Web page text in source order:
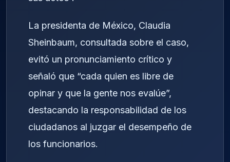
La presidenta de México, Claudia
Sheinbaum, consultada sobre el caso,
evitó un pronunciamiento crítico y
señaló que “cada quien es libre de
opinar y que la gente nos evalúe”,
destacando la responsabilidad de los
ciudadanos al juzgar el desempeño de
los funcionarios.